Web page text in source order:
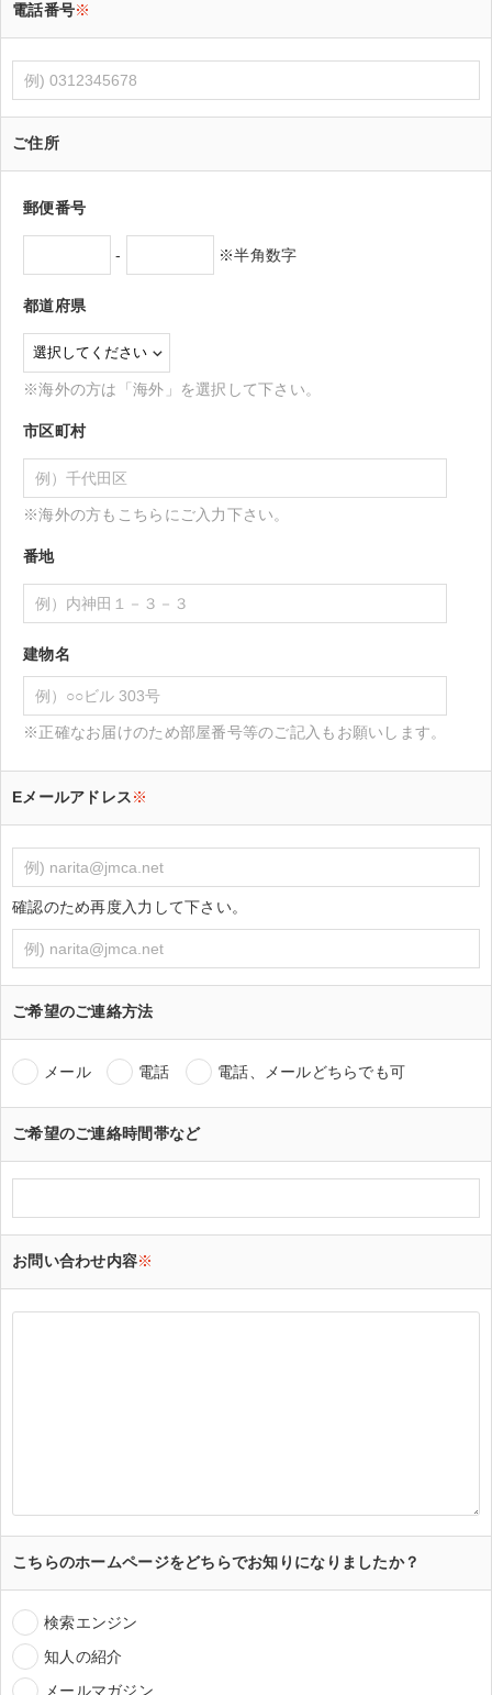
電話番号※
ご住所
郵便番号
- ※半角数字
都道府県
※海外の方は「海外」を選択して下さい。
市区町村
※海外の方もこちらにご入力下さい。
番地
建物名
※正確なお届けのため部屋番号等のご記入もお願いします。
Eメールアドレス※
確認のため再度入力して下さい。
ご希望のご連絡方法
メール 電話 電話、メールどちらでも可
ご希望のご連絡時間帯など
お問い合わせ内容※
こちらのホームページをどちらでお知りになりましたか？
検索エンジン
知人の紹介
メールマガジン